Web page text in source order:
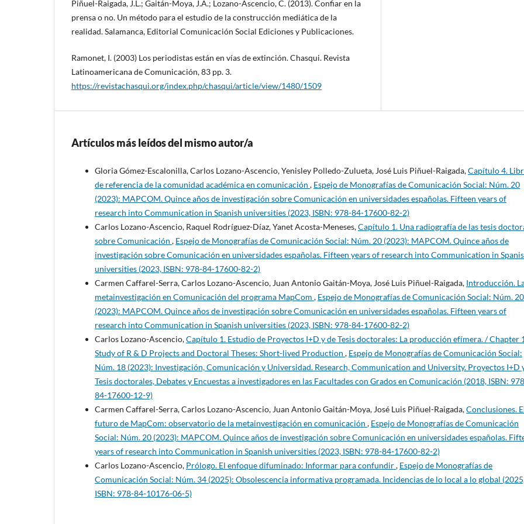
Piñuel-Raigada, J.L.; Gaitán-Moya, J.A.; Lozano-Ascencio, C. (2013). Confiar en la
prensa o no. Un método para el estudio de la construcción mediática de la
realidad. Salamanca, Editorial Comunicación Social Ediciones y Publicaciones.
Ramonet, I. (2003) Los periodistas están en vías de extinción. Chasqui. Revista
Latinoamericana de Comunicación, 83 pp. 3.
https://revistachasqui.org/index.php/chasqui/article/view/1480/1509
Artículos más leídos del mismo autor/a
Gloria Gómez-Escalonilla, Carlos Lozano-Ascencio, Yenisley Polledo-Zulueta, José Luis Piñuel-Raigada,Capítulo 4.
de referencia de la comunidad académica en comunicación , Espejo de Monografías de Comunicación Social: Núm. 20
(2023): MAPCOM. Quince años de investigación sobre Comunicación en universidades españolas. Fifteen years of
research into Communication in Spanish universities (2023, ISBN: 978-84-17600-82-2)
Carlos Lozano-Ascencio, Raquel Rodríguez-Díaz, Yanet Acosta-Meneses,Capítulo 1. Una radiografía de las tesis
sobre Comunicación , Espejo de Monografías de Comunicación Social: Núm. 20 (2023): MAPCOM. Quince años de
investigación sobre Comunicación en universidades españolas. Fifteen years of research into Communication in
universities (2023, ISBN: 978-84-17600-82-2)
Carmen Caffarel-Serra, Carlos Lozano-Ascencio, Juan Antonio Gaitán-Moya, José Luis Piñuel-Raigada, Introducción.
metainvestigación en Comunicación del programa MapCom , Espejo de Monografías de Comunicación Social: Núm. 20
(2023): MAPCOM. Quince años de investigación sobre Comunicación en universidades españolas. Fifteen years of
research into Communication in Spanish universities (2023, ISBN: 978-84-17600-82-2)
Carlos Lozano-Ascencio,Capítulo 1. Estudio de Proyectos I+D y de Tesis doctorales: La producción efímera. / Chapter
Study of R & D Projects and Doctoral Theses: Short-lived Production , Espejo de Monografías de Comunicación Social:
Núm. 18 (2023): Investigación, Comunicación y Universidad. Research, Communication and University. Proyectos I+D
Tesis doctorales, Debates y Encuestas a investigadores en las Facultades con Grados en Comunicación (2018, ISBN:
84-17600-12-9)
Carmen Caffarel-Serra, Carlos Lozano-Ascencio, Juan Antonio Gaitán-Moya, José Luis Piñuel-Raigada,Conclusiones.
futuro de MapCom: observatorio de la metainvestigación en comunicación , Espejo de Monografías de Comunicación
Social: Núm. 20 (2023): MAPCOM. Quince años de investigación sobre Comunicación en universidades españolas.
years of research into Communication in Spanish universities (2023, ISBN: 978-84-17600-82-2)
Carlos Lozano-Ascencio, Prólogo. El enfoque difuminado: Informar para confundir, Espejo de Monografías de
Comunicación Social: Núm. 34 (2025): Obsolescencia informativa programada. Incidencias de lo local a lo global
ISBN: 978-84-10176-06-5)